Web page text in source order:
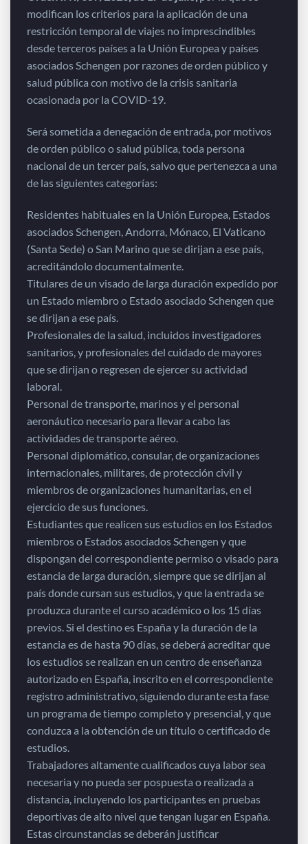
modifican los criterios para la aplicación de una
restricción temporal de viajes no imprescindibles
desde terceros países a la Unión Europea y países
asociados Schengen por razones de orden público y
salud pública con motivo de la crisis sanitaria
ocasionada por la COVID-19.
Será sometida a denegación de entrada, por motivos
de orden público o salud pública, toda persona
nacional de un tercer país, salvo que pertenezca a una
de las siguientes categorías:
Residentes habituales en la Unión Europea, Estados
asociados Schengen, Andorra, Mónaco, El Vaticano
(Santa Sede) o San Marino que se dirijan a ese país,
acreditándolo documentalmente.
Titulares de un visado de larga duración expedido por
un Estado miembro o Estado asociado Schengen que
se dirijan a ese país.
Profesionales de la salud, incluidos investigadores
sanitarios, y profesionales del cuidado de mayores
que se dirijan o regresen de ejercer su actividad
laboral.
Personal de transporte, marinos y el personal
aeronáutico necesario para llevar a cabo las
actividades de transporte aéreo.
Personal diplomático, consular, de organizaciones
internacionales, militares, de protección civil y
miembros de organizaciones humanitarias, en el
ejercicio de sus funciones.
Estudiantes que realicen sus estudios en los Estados
miembros o Estados asociados Schengen y que
dispongan del correspondiente permiso o visado para
estancia de larga duración, siempre que se dirijan al
país donde cursan sus estudios, y que la entrada se
produzca durante el curso académico o los 15 días
previos. Si el destino es España y la duración de la
estancia es de hasta 90 días, se deberá acreditar que
los estudios se realizan en un centro de enseñanza
autorizado en España, inscrito en el correspondiente
registro administrativo, siguiendo durante esta fase
un programa de tiempo completo y presencial, y que
conduzca a la obtención de un título o certificado de
estudios.
Trabajadores altamente cualificados cuya labor sea
necesaria y no pueda ser pospuesta o realizada a
distancia, incluyendo los participantes en pruebas
deportivas de alto nivel que tengan lugar en España.
Estas circunstancias se deberán justificar